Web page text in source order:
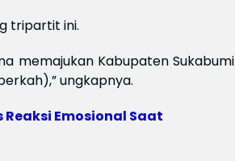
tripartit ini.
memajukan Kabupaten Sukabumi
ungkapnya.
Emosional Saat